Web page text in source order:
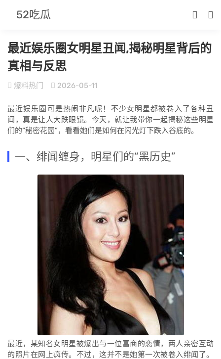
52吃瓜
最近娱乐圈女明星丑闻,揭秘明星背后的
真相与反思
爆料热门 2026-05-11
最近娱乐圈可是热闹非凡呢！不少女明星都被卷入了各种丑
闻，真是让人大跌眼镜。今天，就让我带你一起揭秘这些明星
们的“秘密花园”，看看她们是如何在闪光灯下跌入谷底的。
一、绯闻缠身，明星们的“黑历史”
最近，某知名女明星被爆出与一位富商的恋情，两人亲密互动
的照片在网上疯传。不过，这并不是她第一次被卷入绯闻了。